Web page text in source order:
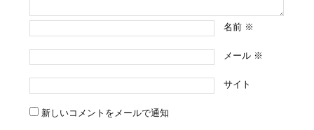
名前 ※
メール ※
サイト
新しいコメントをメールで通知